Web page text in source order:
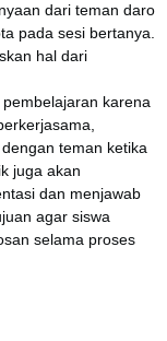
dari teman daro
pada sesi bertanya.
hal dari
karena
teman ketika
juga akan
dan menjawab
agar siswa
selama proses